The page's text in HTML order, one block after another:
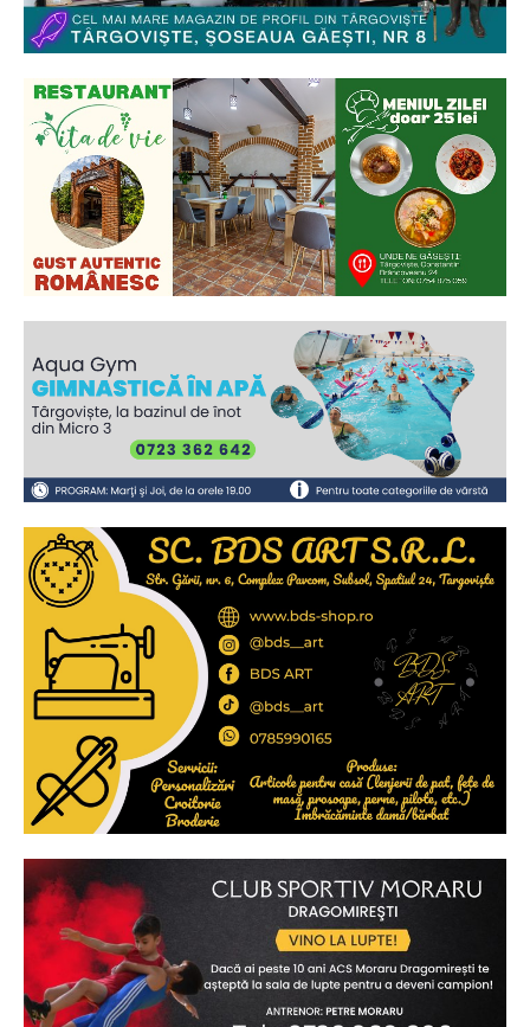
Ionuț Parghel
2de 2